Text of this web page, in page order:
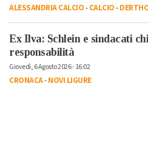
ALESSANDRIA CALCIO-CALCIO-
Ex Ilva: Schlein e sindacati
responsabilità
Giovedì, 6 Agosto 2026 - 16:02
CRONACA-NOVI LIGURE